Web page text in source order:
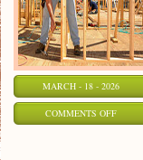
MARCH - 18 - 2026
COMMENTS OFFON